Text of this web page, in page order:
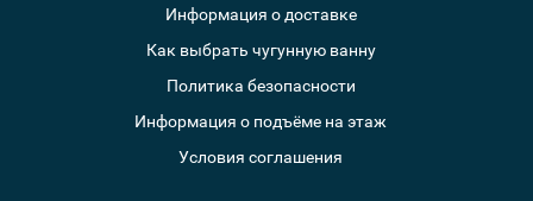
Информация о доставке
Как выбрать чугунную ванну
Политика безопасности
Информация о подъёме на этаж
Условия соглашения